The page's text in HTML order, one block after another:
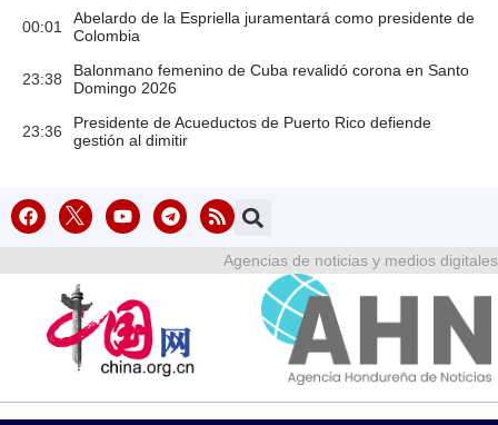
00:01
Abelardo de la Espriella juramentará como presidente de
Colombia
23:38
Balonmano femenino de Cuba revalidó corona en Santo
Domingo 2026
23:36
Presidente de Acueductos de Puerto Rico defiende
gestión al dimitir
Agencias de noticias y medios digitales